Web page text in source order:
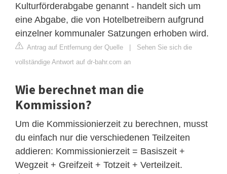
Kulturförderabgabe genannt - handelt sich um
eine Abgabe, die von Hotelbetreibern aufgrund
einzelner kommunaler Satzungen erhoben wird.
Antrag auf Entfernung der Quelle | Sehen Sie sich die
vollständige Antwort auf dr-bahr.com an
Wie berechnet man die
Kommission?
Um die Kommissionierzeit zu berechnen, musst
du einfach nur die verschiedenen Teilzeiten
addieren: Kommissionierzeit = Basiszeit +
Wegzeit + Greifzeit + Totzeit + Verteilzeit.